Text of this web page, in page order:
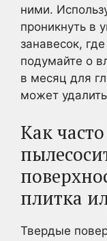
ними.
проникнуть в
занавесок,
подумайте о
в месяц для
может
Как
плитка
Твердые